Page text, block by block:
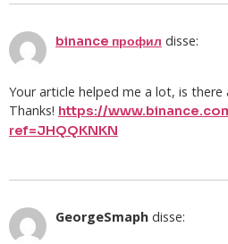
binance профил disse:
Your article helped me a lot, is
Thanks! https://
ref=JHQQKNKN
GeorgeSmaph disse: